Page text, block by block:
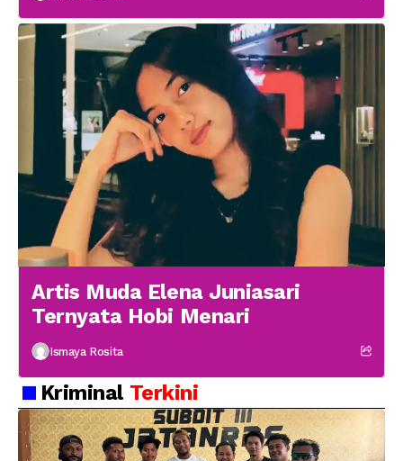
Artis Muda Elena Juniasari
Ternyata Hobi Menari
Ismaya Rosita
Kriminal Terkini